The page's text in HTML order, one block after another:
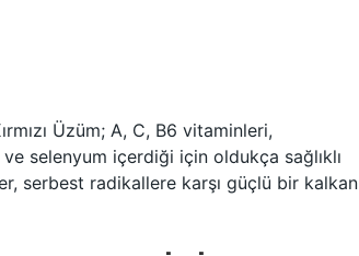
Üzüm; A, C, B6 vitaminleri,
selenyum içerdiği için oldukça sağlıklı
serbest radikallere karşı güçlü bir kalkan